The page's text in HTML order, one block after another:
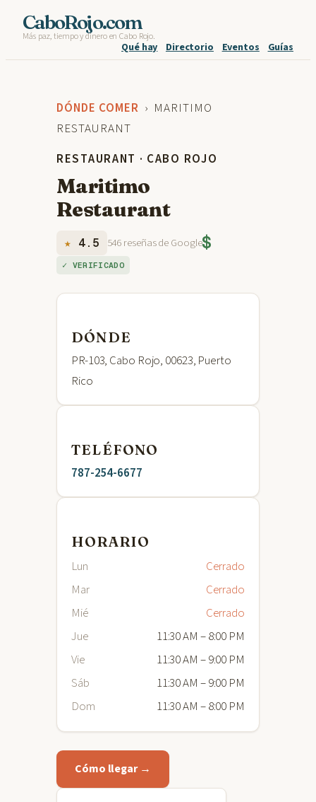
Skip
CaboRojo.com
Más paz, tiempo y dinero en Cabo Rojo.
Qué hay Directorio Eventos Guías
DÓNDE COMER › MARITIMO
RESTAURANT
RESTAURANT · CABO ROJO
Maritimo
Restaurant
★ 4.5 546 reseñas de Google$
✓ VERIFICADO
DÓNDE
PR-103, Cabo Rojo, 00623, Puerto
Rico
TELÉFONO
787-254-6677
HORARIO
Lun
Cerrado
Mar
Cerrado
Mié
Cerrado
Jue
11:30 AM – 8:00 PM
Vie
11:30 AM – 9:00 PM
Sáb
11:30 AM – 9:00 PM
Dom
11:30 AM – 8:00 PM
Cómo llegar →